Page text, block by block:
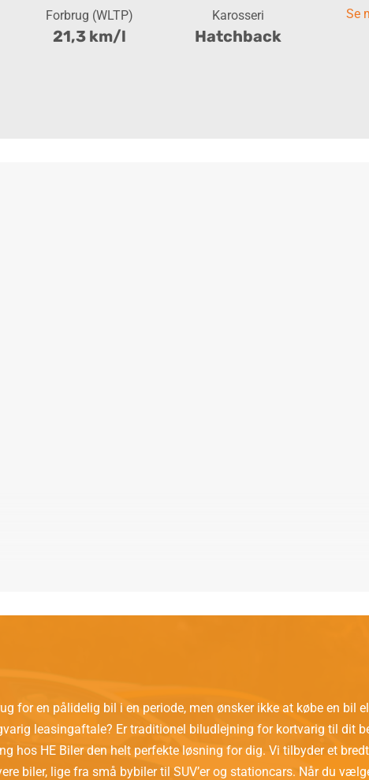
Forbrug (WLTP)
21,3 km/l
Karosseri
Hatchback
Se
for en pålidelig bil i en periode, men ønsker ikke at købe en bil
leasingaftale? Er traditionel biludlejning for kortvarig til dit
hos HE Biler den helt perfekte løsning for dig. Vi tilbyder et
biler, lige fra små bybiler til SUV’er og stationcars. Når du